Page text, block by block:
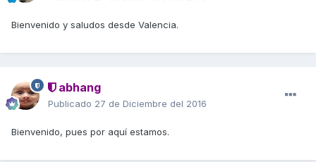
Bienvenido y saludos desde Valencia.
abhang
Publicado 27 de Diciembre del 2016
Bienvenido, pues por aquí estamos.